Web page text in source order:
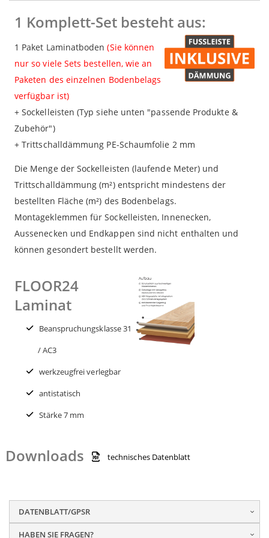
1 Komplett-Set besteht aus:
1 Paket Laminatboden(Sie können
nur so viele Sets bestellen, wie an
Paketen des einzelnen Bodenbelags
verfügbar ist)
+ Sockelleisten (Typ siehe unten "passende Produkte &
Zubehör")
+ Trittschalldämmung PE-Schaumfolie 2 mm
Die Menge der Sockelleisten (laufende Meter) und
Trittschalldämmung (m²) entspricht mindestens der
bestellten Fläche (m²) des Bodenbelags.
Montageklemmen für Sockelleisten, Innenecken,
Aussenecken und Endkappen sind nicht enthalten und
können gesondert bestellt werden.
FLOOR24
Laminat
Beanspruchungsklasse 31
/ AC3
werkzeugfrei verlegbar
antistatisch
Stärke 7 mm
Downloads technisches Datenblatt
DATENBLATT/GPSR
HABEN SIE FRAGEN?